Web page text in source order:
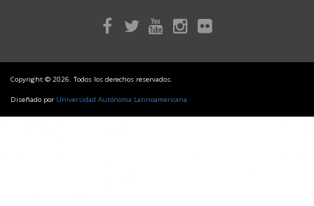
Copyright © 2026. Todos los derechos reservados.
Diseñado por Universidad Autónoma Latinoamericana